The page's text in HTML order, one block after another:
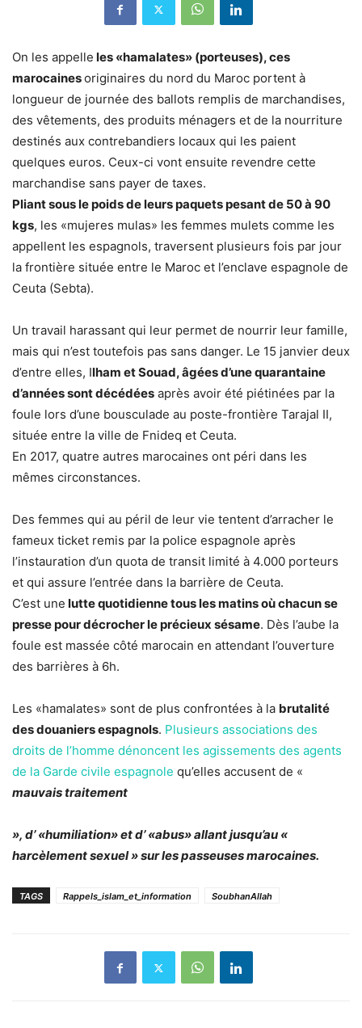
On les appelle les «hamalates» (porteuses), ces
marocainesoriginaires du nord du Maroc portent à
longueur de journée des ballots remplis de marchandises,
des vêtements, des produits ménagers et de la nourriture
destinés aux contrebandiers locaux qui les paient
quelques euros. Ceux-ci vont ensuite revendre cette
marchandise sans payer de taxes.
Pliant sous le poids de leurs paquets pesant de 50 à 90
kgs, les «mujeres mulas» les femmes mulets comme les
appellent les espagnols, traversent plusieurs fois par jour
la frontière située entre le Maroc et l’enclave espagnole de
Ceuta (Sebta).
Un travail harassant qui leur permet de nourrir leur famille,
mais qui n’est toutefois pas sans danger. Le 15 janvier deux
d’entre elles, Ilham et Souad, âgées d’une quarantaine
d’années sont décédées après avoir été piétinées par la
foule lors d’une bousculade au poste-frontière Tarajal II,
située entre la ville de Fnideq et Ceuta.
En 2017, quatre autres marocaines ont péri dans les
mêmes circonstances.
Des femmes qui au péril de leur vie tentent d’arracher le
fameux ticket remis par la police espagnole après
l’instauration d’un quota de transit limité à 4.000 porteurs
et qui assure l’entrée dans la barrière de Ceuta.
C’est une lutte quotidienne tous les matins où chacun se
presse pour décrocher le précieux sésame. Dès l’aube la
foule est massée côté marocain en attendant l’ouverture
des barrières à 6h.
Les «hamalates» sont de plus confrontées à la brutalité
des douaniers espagnols. Plusieurs associations des
droits de l’homme dénoncent les agissements des agents
de la Garde civile espagnole qu’elles accusent de «
mauvais traitement
», d’«humiliation»et d’«abus»allant jusqu’au «
harcèlement sexuel» sur les passeuses marocaines.
TAGS Rappels_islam_et_information SoubhanAllah